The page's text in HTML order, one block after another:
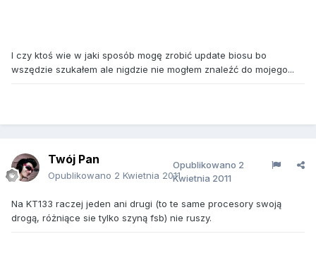
I czy ktoś wie w jaki sposób mogę zrobić update biosu bo
wszędzie szukałem ale nigdzie nie mogłem znaleźć do mojego...
Twój Pan
Opublikowano 2 Kwietnia 2011
Opublikowano 2
Kwietnia 2011
Na KT133 raczej jeden ani drugi (to te same procesory swoją
drogą, różniące sie tylko szyną fsb) nie ruszy.